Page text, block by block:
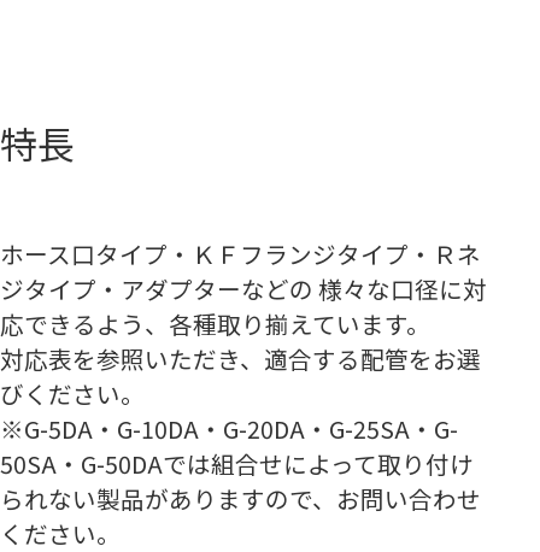
特長
ホース口タイプ・ＫＦフランジタイプ・Ｒネ
ジタイプ・アダプターなどの 様々な口径に対
応できるよう、各種取り揃えています。
対応表を参照いただき、適合する配管をお選
びください。
※G-5DA・G-10DA・G-20DA・G-25SA・G-
50SA・G-50DAでは組合せによって取り付け
られない製品がありますので、お問い合わせ
ください。